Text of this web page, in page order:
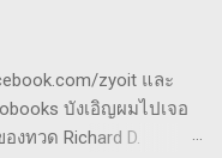
gap เป็นการ
ารวิเคราะห์ทางเทคนิค
กนหุ้นที่มีศักยภาพเป็นผู้
ละเอียดในการวิเคราะห์
zyoit และ
บังเอิญผมไปเจอ
ทวด Richard D.